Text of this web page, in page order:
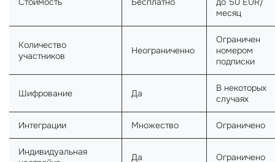
месяц
Количество
участников
Неограниченно
Ограничен
номером
подписки
Шифрование Да
В некоторых
случаях
Интеграции Множество Ограничено
Индивидуальная
Да Ограничено